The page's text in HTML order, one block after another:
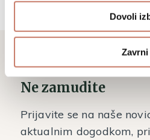
Dovoli
Zavrni
Ne zamudite
Prijavite se na naše
aktualnim dogodkom,